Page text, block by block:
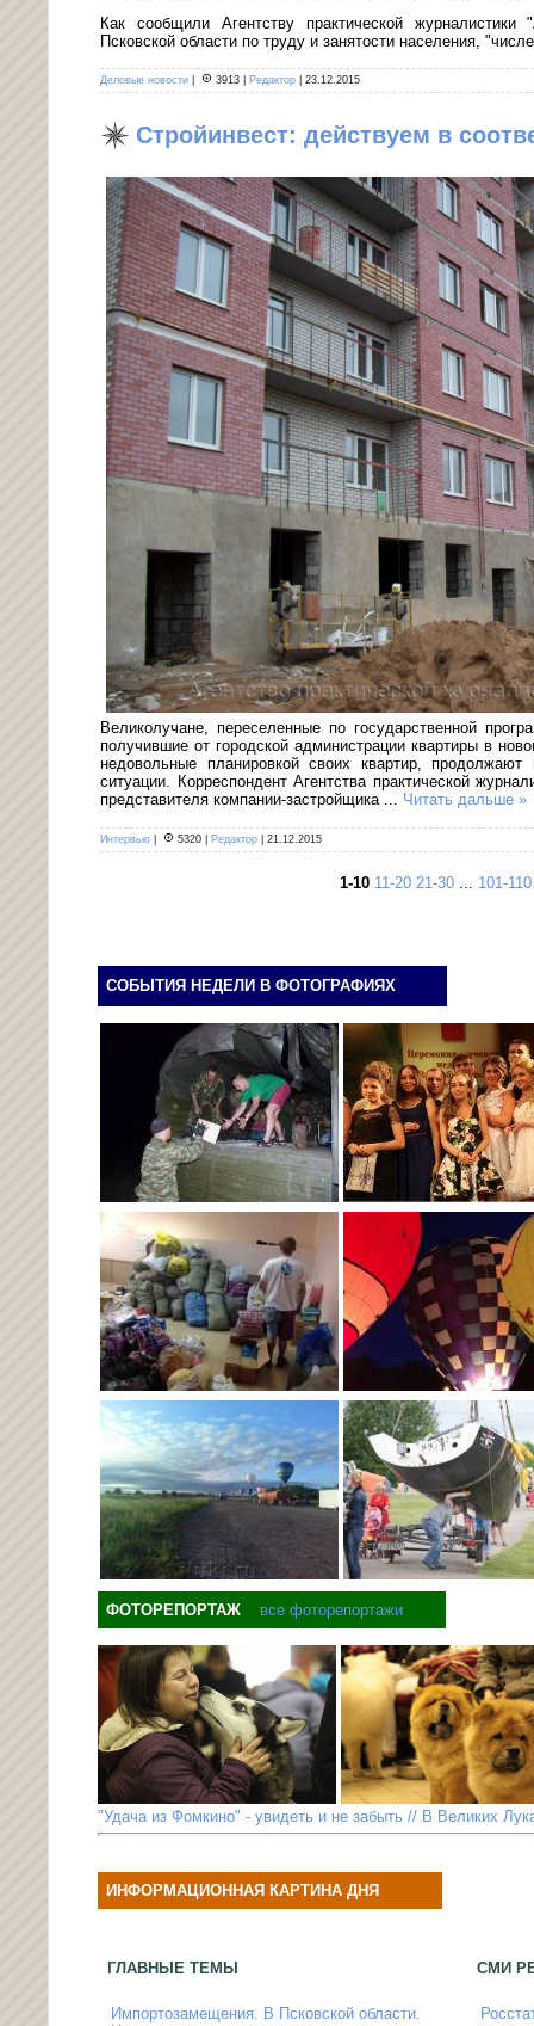
Как сообщили Агентству практической
Псковской области по труду и занятости населения ,
Деловые новости 3913 Редактор 23.12.2015
Стройинвест: действуем в
Великолучане, переселенные по государственной
получившие от городской администрации квартиры в
недовольные планировкой своих квартир,
ситуации. Корреспондент Агентства практической
представителя компании-застройщика ... Читать дальше »
Интервью 5320 Редактор 21.12.2015
1-10 11-20 21-30 ... 101-110
СОБЫТИЯ НЕДЕЛИ В ФОТОГРАФИЯХ
ФОТОРЕПОРТАЖ все фоторепортажи
"Удача из Фомкино" - увидеть и не забыть // В Великих
ИНФОРМАЦИОННАЯ КАРТИНА ДНЯ
ГЛАВНЫЕ ТЕМЫ СМИ
Импортозамещения. В Псковской области.